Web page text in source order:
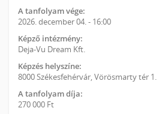
A tanfolyam vége:
2026. december 04. - 16:00
Képző intézmény:
Deja-Vu Dream Kft.
Képzés helyszíne:
8000 Székesfehérvár, Vörösmarty tér 1.
A tanfolyam díja:
270 000 Ft